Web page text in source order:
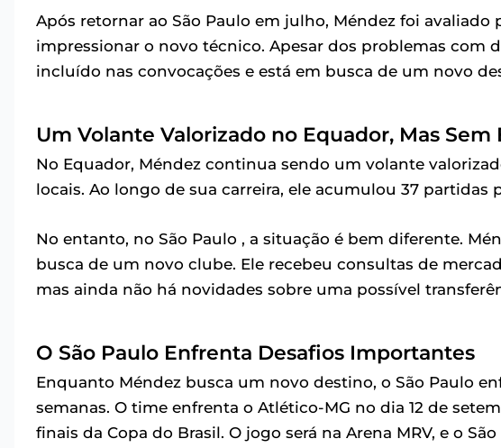
Após retornar ao São Paulo em julho, Méndez foi
impressionar o novo técnico. Apesar dos problemas com
incluído nas convocações e está em busca de um novo
Um Volante Valorizado no Equador, Mas Sem
No Equador, Méndez continua sendo um volante
locais. Ao longo de sua carreira, ele acumulou 37 partidas
No entanto, no São Paulo , a situação é bem diferente.
busca de um novo clube. Ele recebeu consultas de
mas ainda não há novidades sobre uma possível
O São Paulo Enfrenta Desafios Importantes
Enquanto Méndez busca um novo destino, o São Paulo
semanas. O time enfrenta o Atlético-MG no dia 12 de
finais da Copa do Brasil. O jogo será na Arena MRV, e o